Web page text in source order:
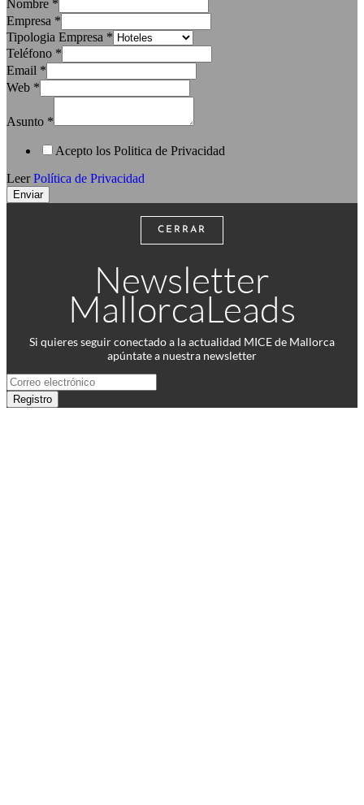
Nombre *
Empresa *
Tipologia Empresa *
Teléfono *
Email *
Web *
Asunto *
Acepto los Politica de Privacidad
LeerPolítica de Privacidad
Enviar
CERRAR
Newsletter
MallorcaLeads
Si quieres seguir conectado a la actualidad MICE de Mallorca
apúntate a nuestra newsletter